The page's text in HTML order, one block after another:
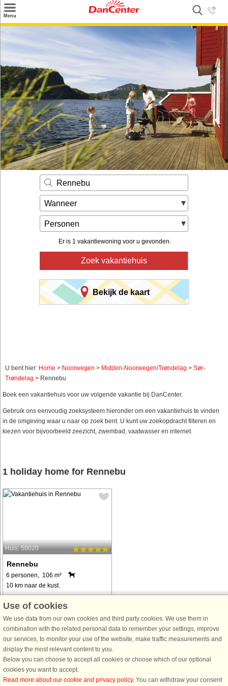
Menu
Informatie over
Service
Kontakt
Rennebu
Wanneer
Personen
Er is 1 vakantiewoning voor u gevonden.
Zoek vakantiehuis
Bekijk de kaart
U bent hier: Home > Noorwegen > Midden-Noorwegen/Trøndelag > Sør-
Trøndelag > Rennebu
Boek een vakantiehuis voor uw volgende vakantie bij DanCenter.
Gebruik ons eenvoudig zoeksysteem hieronder om een vakantiehuis te vinden
in de omgeving waar u naar op zoek bent. U kunt uw zoekopdracht filteren en
kiezen voor bijvoorbeeld zeezicht, zwembad, vaatwasser en internet.
1 holiday home for Rennebu
Huis: 50020
Rennebu
6 personen, 106 m²
10 km naar de kust.
Wohnliches Ferienhaus in
am Rande des Trollheimen
Nasjonalpark, etwa 28 km von
Oppdal entfernt. Herrliches
Wanderterrain ringsum, das ganze
Jahr hindurch! Im Holzhaus ...
van € 978
Use of cookies
We use data from our own cookies and third party cookies. We use them in
combination with the related personal data to remember your settings, improve
our services, to monitor your use of the website, make traffic measurements and
display the most relevant content to you.
Below you can choose to accept all cookies or choose which of our optional
cookies you want to accept.
Read more about our cookie and privacy policy. You can withdraw your consent